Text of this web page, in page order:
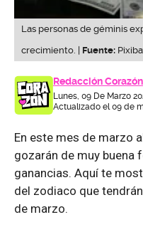
Las personas de géminis
crecimiento. | Fuente:
Redacción Corazón
Lunes, 09 De Marzo
Actualizado el 09 de
En este mes de marzo
gozarán de muy buena
ganancias. Aquí te
del zodiaco que
de marzo.